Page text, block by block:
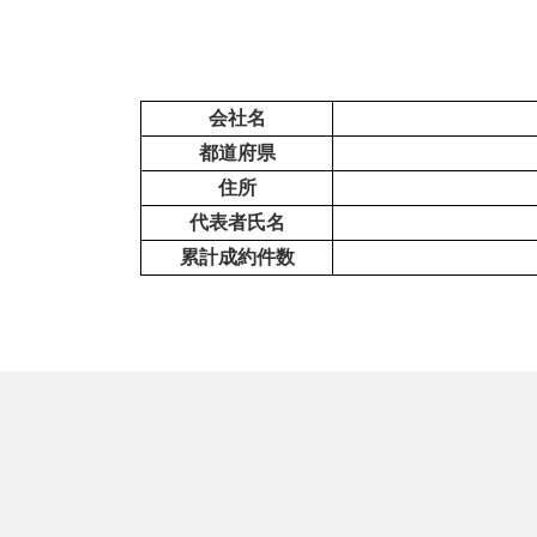
会社名
都道府県
住所
代表者氏名
累計成約件数